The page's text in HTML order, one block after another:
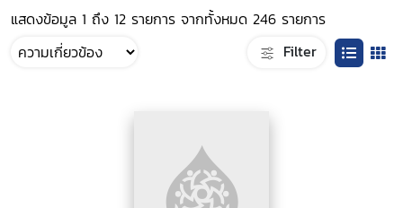
แสดงข้อมูล 1 ถึง 12 รายการ จากทั้งหมด 246 รายการ
Filter